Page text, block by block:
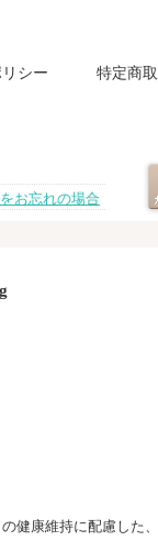
シー 特定商
お忘れの場合
健康維持に配慮した